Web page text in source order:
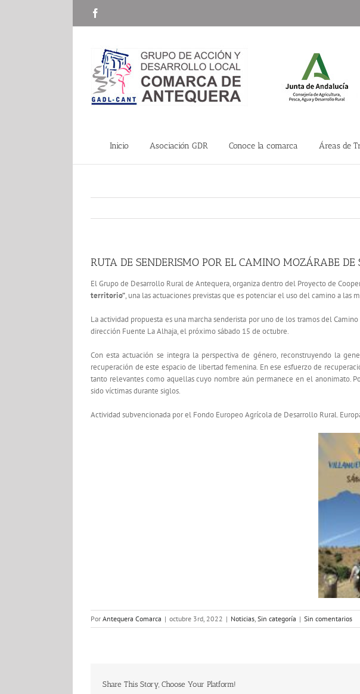
Inicio Asociación GDR Conoce la comarca Áreas de
RUTA DE SENDERISMO POR EL CAMINO MOZÁRABE
El Grupo de Desarrollo Rural de Antequera, organiza dentro del Proyecto de
territorio”, una las actuaciones previstas que es potenciar el uso del camino a
La actividad propuesta es una marcha senderista por uno de los tramos del
dirección Fuente La Alhaja, el próximo sábado 15 de octubre.
Con esta actuación se integra la perspectiva de género, reconstruyendo la
recuperación de este espacio de libertad femenina. En ese esfuerzo de
tanto relevantes como aquellas cuyo nombre aún permanece en el anonimato.
sido víctimas durante siglos.
Actividad subvencionada por el Fondo Europeo Agrícola de Desarrollo Rural.
Por Antequera Comarca | octubre 3rd, 2022 | Noticias, Sin categoría | Sin comentarios
Share This Story, Choose Your Platform!